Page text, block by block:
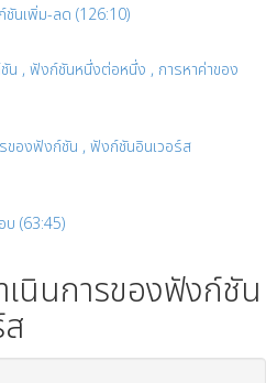
นเพิ่ม-ลด (126:10)
, ฟังก์ชันหนึ่งต่อหนึ่ง , การหาค่าของ
ของฟังก์ชัน , ฟังก์ชันอินเวอร์ส
(63:45)
นินการของฟังก์ชัน